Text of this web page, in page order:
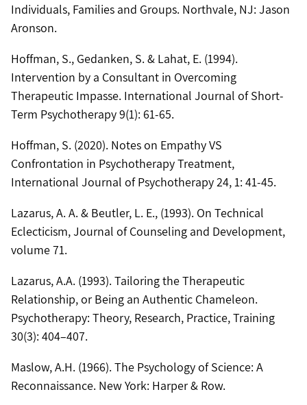
Individuals, Families and Groups. Northvale, NJ: Jason
Aronson.
Hoffman, S., Gedanken, S. & Lahat, E. (1994).
Intervention by a Consultant in Overcoming
Therapeutic Impasse. International Journal of Short-
Term Psychotherapy 9(1): 61-65.
Hoffman, S. (2020). Notes on Empathy VS
Confrontation in Psychotherapy Treatment,
International Journal of Psychotherapy 24, 1: 41-45.
Lazarus, A. A. & Beutler, L. E., (1993). On Technical
Eclecticism, Journal of Counseling and Development,
volume 71.
Lazarus, A.A. (1993). Tailoring the Therapeutic
Relationship, or Being an Authentic Chameleon.
Psychotherapy: Theory, Research, Practice, Training
30(3): 404–407.
Maslow, A.H. (1966). The Psychology of Science: A
Reconnaissance. New York: Harper & Row.